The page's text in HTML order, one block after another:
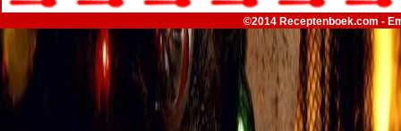
©2014 Receptenboek.com -